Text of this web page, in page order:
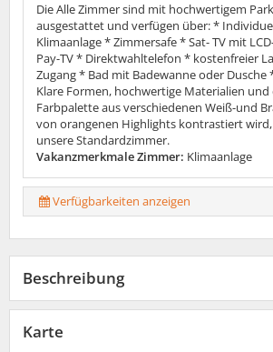
Die Alle Zimmer sind mit hochwertigem
ausgestattet und verfügen über: *
Klimaanlage * Zimmersafe * Sat- TV mit
Pay-TV * Direktwahltelefon * kostenfreier
Zugang * Bad mit Badewanne oder Dusche
Klare Formen, hochwertige Materialien
Farbpalette aus verschiedenen Weiß-und
von orangenen Highlights kontrastiert
unsere Standardzimmer.
Vakanzmerkmale Zimmer: Klimaanlage
Verfügbarkeiten anzeigen
Beschreibung
Karte